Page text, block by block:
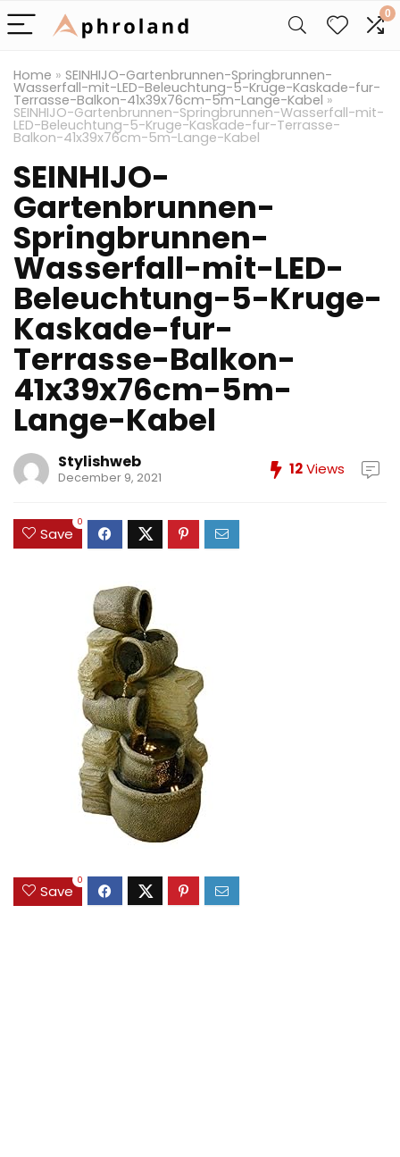
0
Home » SEINHIJO-Gartenbrunnen-Springbrunnen-
Wasserfall-mit-LED-Beleuchtung-5-Kruge-Kaskade-fur-
Terrasse-Balkon-41x39x76cm-5m-Lange-Kabel »
SEINHIJO-Gartenbrunnen-Springbrunnen-Wasserfall-mit-
LED-Beleuchtung-5-Kruge-Kaskade-fur-Terrasse-
Balkon-41x39x76cm-5m-Lange-Kabel
SEINHIJO-
Gartenbrunnen-
Springbrunnen-
Wasserfall-mit-LED-
Beleuchtung-5-Kruge-
Kaskade-fur-
Terrasse-Balkon-
41x39x76cm-5m-
Lange-Kabel
Stylishweb
December 9, 2021 12Views
Save
0
Save
0